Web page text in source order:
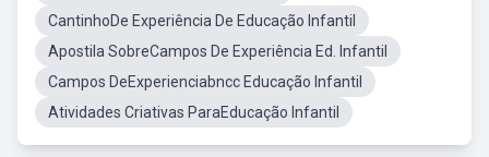
CantinhoDe Experiência De Educação Infantil
Apostila SobreCampos De Experiência Ed. Infantil
Campos DeExperienciabncc Educação Infantil
Atividades Criativas ParaEducação Infantil